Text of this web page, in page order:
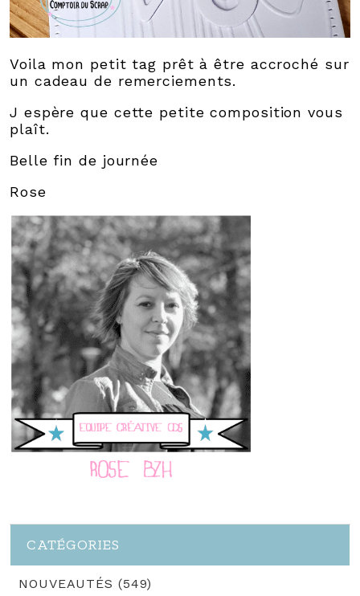
Voila mon petit tag prêt à être accroché sur
un cadeau de remerciements.
J espère que cette petite composition vous
plaît.
Belle fin de journée
Rose
CATÉGORIES
NOUVEAUTÉS (549)